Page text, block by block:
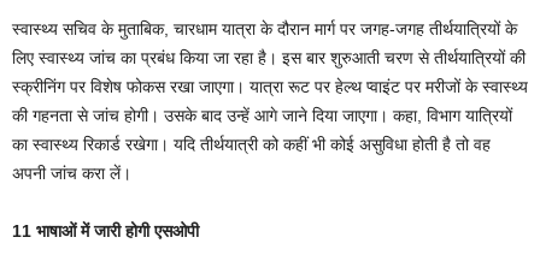
स्वास्थ्य सचिव के मुताबिक, चारधाम यात्रा के दौरान मार्ग पर जगह-जगह तीर्थयात्रियों के
लिए स्वास्थ्य जांच का प्रबंध किया जा रहा है। इस बार शुरुआती चरण से तीर्थयात्रियों की
स्क्रीनिंग पर विशेष फोकस रखा जाएगा। यात्रा रूट पर हेल्थ प्वाइंट पर मरीजों के स्वास्थ्य
की गहनता से जांच होगी। उसके बाद उन्हें आगे जाने दिया जाएगा। कहा, विभाग यात्रियों
का स्वास्थ्य रिकार्ड रखेगा। यदि तीर्थयात्री को कहीं भी कोई असुविधा होती है तो वह
अपनी जांच करा लें।
11 भाषाओं में जारी होगी एसओपी